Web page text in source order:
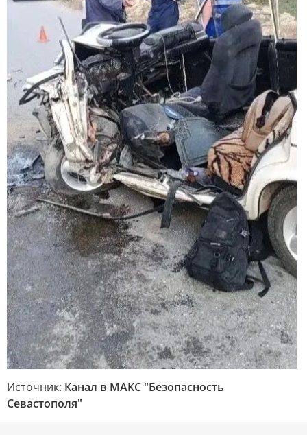
Источник: Канал в МАКС "Безопасность
Севастополя"